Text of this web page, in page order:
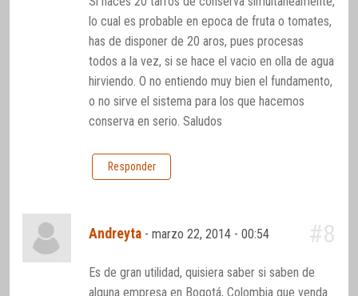
lo cual es probable en epoca de fruta o tomates,
has de disponer de 20 aros, pues procesas
todos a la vez, si se hace el vacio en olla de agua
hirviendo. O no entiendo muy bien el fundamento,
o no sirve el sistema para los que hacemos
conserva en serio. Saludos
Responder
Andreyta -marzo 22, 2014 - 00:54 #8
Es de gran utilidad, quisiera saber si saben de
alguna empresa en Bogotá, Colombia que venda